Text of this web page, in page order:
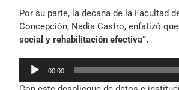
Por su parte, la decana de la Facultad
Concepción, Nadia Castro, enfatizó que
social y rehabilitación efectiva”.
Reproductor
00:00